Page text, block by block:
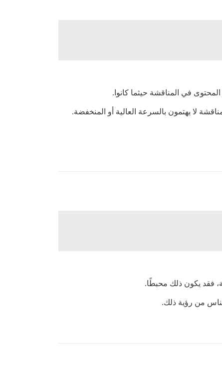
في المناقشة حيثما كانوا.
لا يهتمون بالسرعة العالية أو المنخفضة.
فقد يكون ذلك محبطًا.
من رؤية ذلك.